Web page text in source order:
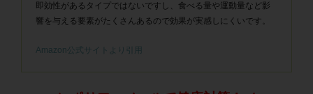
即効性があるタイプではないですし、食べる量や運動量など影
響を与える要素がたくさんあるので効果が実感しにくいです。
Amazon公式サイトより引用